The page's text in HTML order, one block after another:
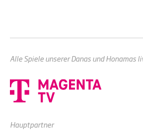
Alle Spiele unserer Danas und Honamas
Hauptpartner